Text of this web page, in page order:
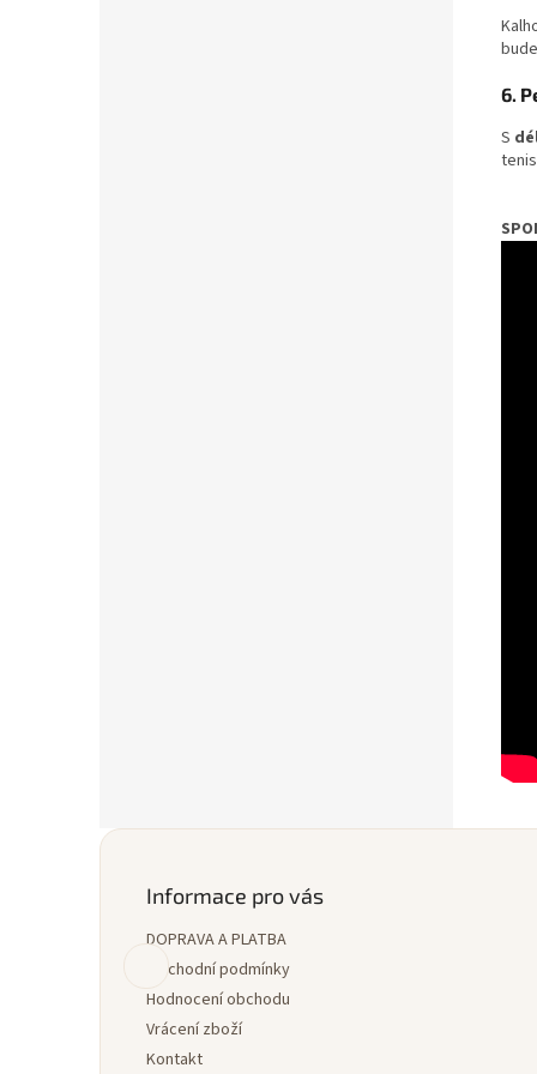
6.
S
Informace pro vás
DOPRAVA A PLATBA
Obchodní podmínky
Hodnocení obchodu
Vrácení zboží
Kontakt